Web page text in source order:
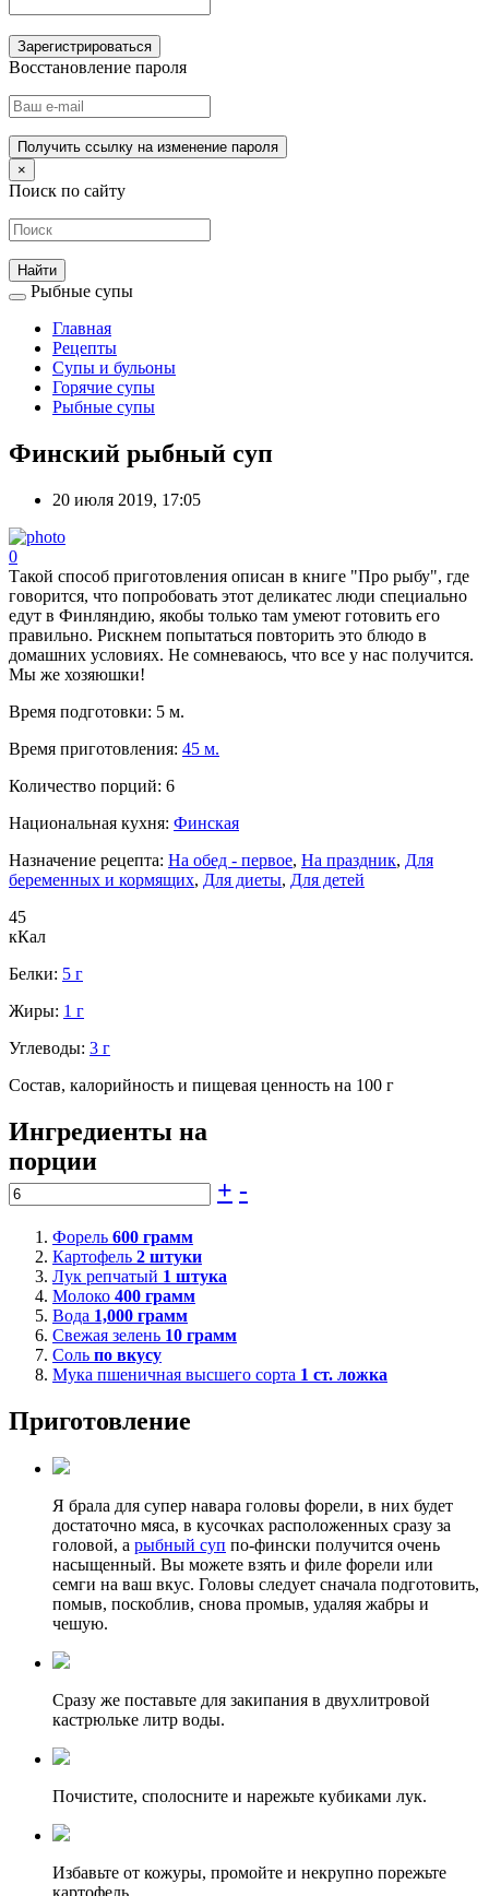
Зарегистрироваться
Восстановление пароля
Получить ссылку на изменение пароля
×
Поиск по сайту
Рыбные супы
Главная
Рецепты
Супы и бульоны
Горячие супы
Рыбные супы
Финский рыбный суп
20 июля 2019, 17:05
0
Такой способ приготовления описан в книге "Про рыбу", где
говорится, что попробовать этот деликатес люди специально
едут в Финляндию, якобы только там умеют готовить его
правильно. Рискнем попытаться повторить это блюдо в
домашних условиях. Не сомневаюсь, что все у нас получится.
Мы же хозяюшки!
Время подготовки: 5 м.
Время приготовления: 45 м.
Количество порций: 6
Национальная кухня: Финская
Назначение рецепта: На обед - первое, На праздник, Для
беременных и кормящих, Для диеты, Для детей
45
кКал
Белки: 5 г
Жиры: 1 г
Углеводы: 3 г
Состав, калорийность и пищевая ценность на 100 г
Ингредиенты на
порции
+ -
Форель 600 грамм
Картофель 2 штуки
Лук репчатый 1 штука
Молоко 400 грамм
Вода 1,000 грамм
Свежая зелень 10 грамм
Соль по вкусу
Мука пшеничная высшего сорта 1 ст. ложка
Приготовление
Я брала для супер навара головы форели, в них будет
достаточно мяса, в кусочках расположенных сразу за
головой, а рыбный суп по-фински получится очень
насыщенный. Вы можете взять и филе форели или
семги на ваш вкус. Головы следует сначала подготовить,
помыв, поскоблив, снова промыв, удаляя жабры и
чешую.
Сразу же поставьте для закипания в двухлитровой
кастрюльке литр воды.
Почистите, сполосните и нарежьте кубиками лук.
Избавьте от кожуры, промойте и некрупно порежьте